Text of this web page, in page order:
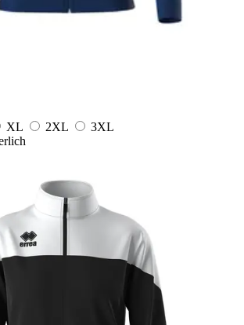
XL 2XL
3XL